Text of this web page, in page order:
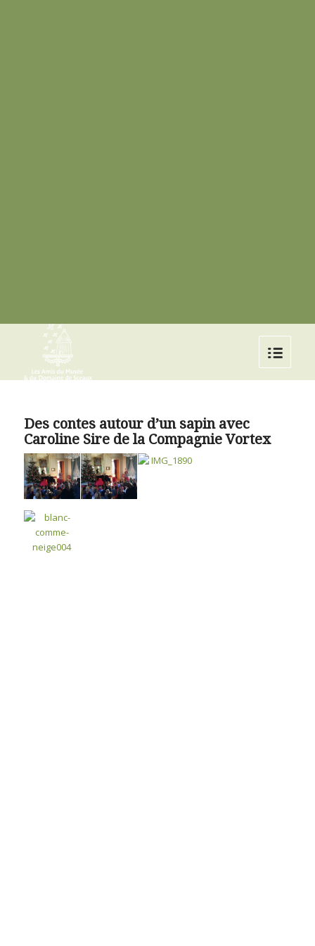
Des contes autour d’un sapin avec
Caroline Sire de la Compagnie Vortex